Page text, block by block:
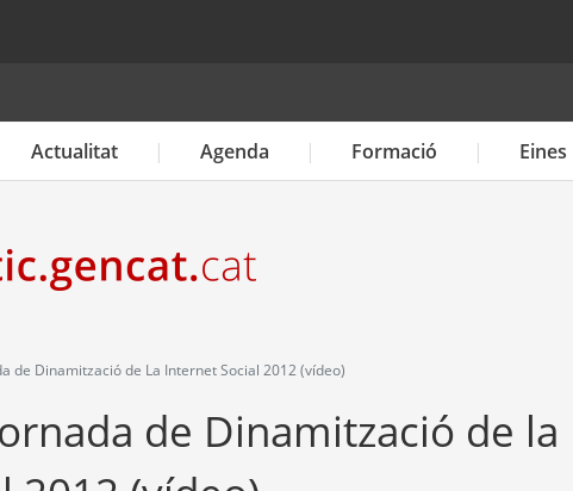
Actualitat Agenda Formació Eines
de Dinamització de La Internet Social 2012 (vídeo)
de Dinamització de la